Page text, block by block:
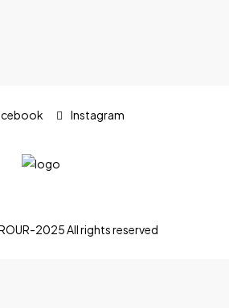
Instagram
2025 All rights reserved